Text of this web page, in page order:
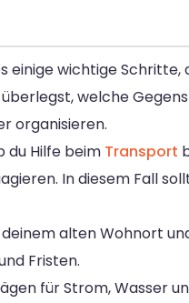
einige wichtige
welche
organisieren.
du Hilfe beim Transport
In diesem Fall
alten Wohnort
Fristen.
für Strom, Wasser